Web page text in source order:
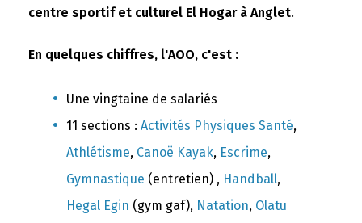
centre sportif et culturel El Hogar à Anglet.
En quelques chiffres, l'AOO, c'est :
Une vingtaine de salariés
11 sections : Activités Physiques Santé,
Athlétisme, Canoë Kayak, Escrime,
Gymnastique (entretien) , Handball,
Hegal Egin (gym gaf), Natation, Olatu